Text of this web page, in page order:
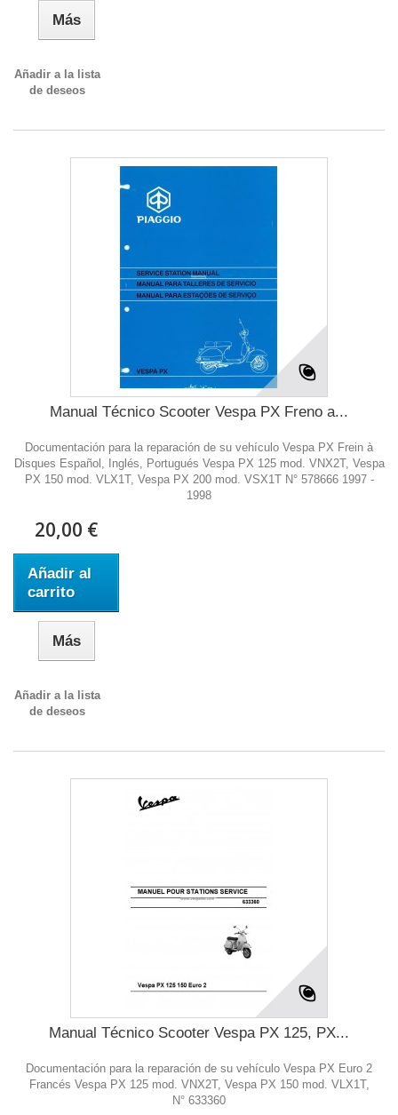
Más
Añadir a la lista
de deseos
Manual Técnico Scooter Vespa PX Freno a...
Documentación para la reparación de su vehículo Vespa PX Frein à
Disques Español, Inglés, Portugués Vespa PX 125 mod. VNX2T, Vespa
PX 150 mod. VLX1T, Vespa PX 200 mod. VSX1T N° 578666 1997 -
1998
20,00 €
Añadir al
carrito
Más
Añadir a la lista
de deseos
Manual Técnico Scooter Vespa PX 125, PX...
Documentación para la reparación de su vehículo Vespa PX Euro 2
Francés Vespa PX 125 mod. VNX2T, Vespa PX 150 mod. VLX1T,
N° 633360